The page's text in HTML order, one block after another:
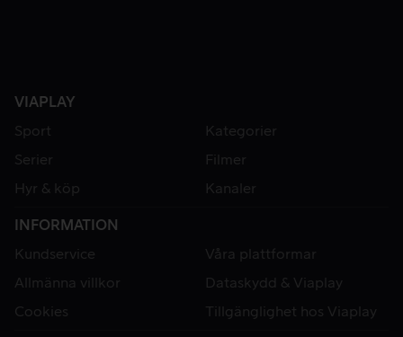
VIAPLAY
Sport
Kategorier
Serier
Filmer
Hyr & köp
Kanaler
INFORMATION
Kundservice
Våra plattformar
Allmänna villkor
Dataskydd & Viaplay
Cookies
Tillgänglighet hos Viaplay